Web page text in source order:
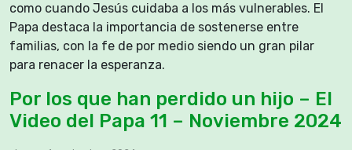
como cuando Jesús cuidaba a los más vulnerables. El
Papa destaca la importancia de sostenerse entre
familias, con la fe de por medio siendo un gran pilar
para renacer la esperanza.
Por los que han perdido un hijo – El
Video del Papa 11 – Noviembre 2024